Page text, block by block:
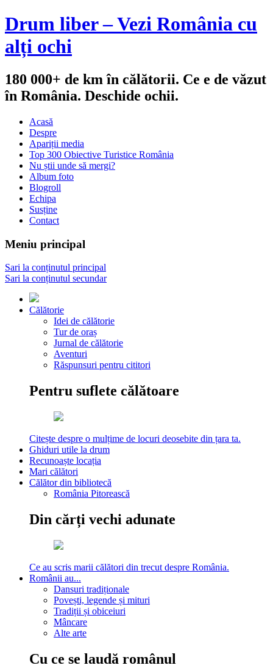
Drum liber – Vezi România cu
alți ochi
180 000+ de km în călătorii. Ce e de văzut
în România. Deschide ochii.
Acasă
Despre
Apariții media
Top 300 Obiective Turistice România
Nu știi unde să mergi?
Album foto
Blogroll
Echipa
Susține
Contact
Meniu principal
Sari la conținutul principal
Sari la conținutul secundar
Călătorie
Idei de călătorie
Tur de oraș
Jurnal de călătorie
Aventuri
Răspunsuri pentru cititori
Pentru suflete călătoare
Citește despre o mulțime de locuri deosebite din țara ta.
Ghiduri utile la drum
Recunoaște locația
Mari călători
Călător din bibliotecă
România Pitorească
Din cărți vechi adunate
Ce au scris marii călători din trecut despre România.
Românii au...
Dansuri tradiționale
Povești, legende și mituri
Tradiții și obiceiuri
Mâncare
Alte arte
Cu ce se laudă românul